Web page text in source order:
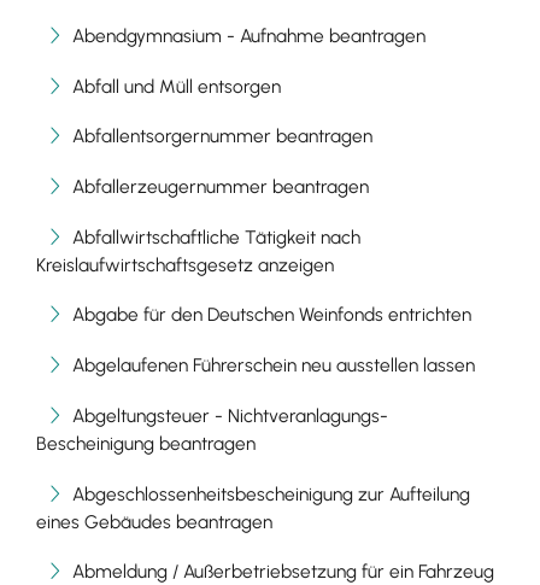
Abendgymnasium - Aufnahme beantragen
Abfall und Müll entsorgen
Abfallentsorgernummer beantragen
Abfallerzeugernummer beantragen
Abfallwirtschaftliche Tätigkeit nach
Kreislaufwirtschaftsgesetz anzeigen
Abgabe für den Deutschen Weinfonds entrichten
Abgelaufenen Führerschein neu ausstellen lassen
Abgeltungsteuer - Nichtveranlagungs-
Bescheinigung beantragen
Abgeschlossenheitsbescheinigung zur Aufteilung
eines Gebäudes beantragen
Abmeldung / Außerbetriebsetzung für ein Fahrzeug